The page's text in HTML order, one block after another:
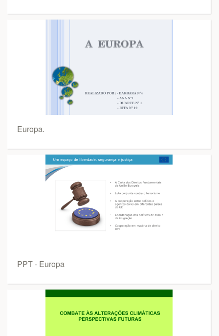
Europa.
PPT - Europa